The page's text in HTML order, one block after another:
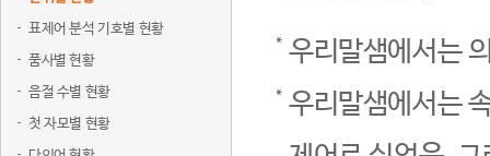
표제어 분석 기호별 현황
품사별 현황
음절 수별 현황
첫 자모별 현황
우리말샘에서는
우리말샘에서는